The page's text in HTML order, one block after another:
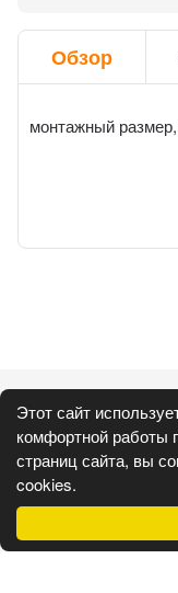
Этот сайт
комфортной работы
страниц сайта, вы
cookies.
Обзор
монтажный
Каталог
8 (800) 350-31-30
mps.nsb@gmail.com
Наш канал в